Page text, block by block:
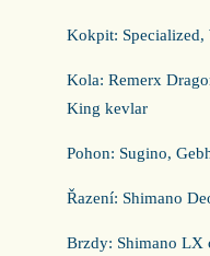
Kokpit: Specialized,
Kola: Remerx
King kevlar
Pohon: Sugino,
Řazení: Shimano
Brzdy: Shimano LX